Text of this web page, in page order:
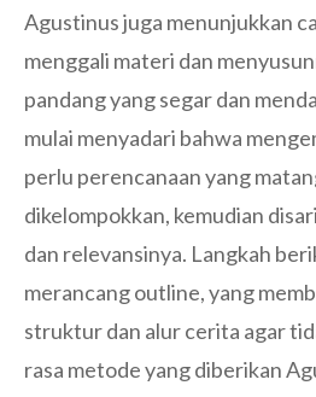
Agustinus juga menunjukkan
menggali materi dan
pandang yang segar dan
mulai menyadari bahwa
perlu perencanaan yang
dikelompokkan, kemudian
dan relevansinya. Langkah
merancang outline, yang
struktur dan alur cerita agar
rasa metode yang diberikan